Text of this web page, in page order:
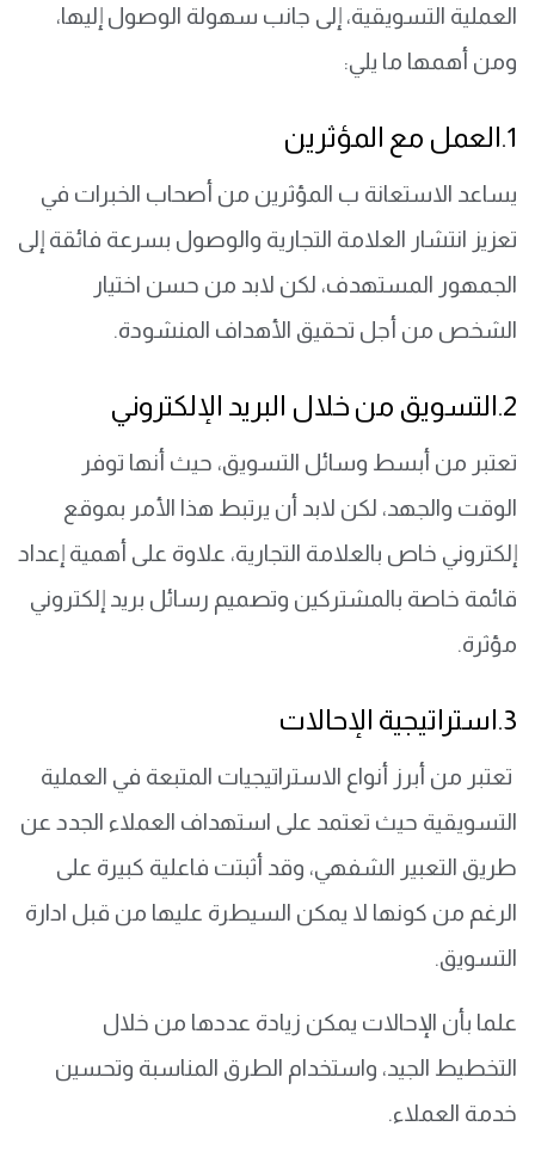
العملية التسويقية، إلى جانب سهولة الوصول إليها،
ومن أهمها ما يلي:
1.العمل مع المؤثرين
يساعد الاستعانة ب المؤثرين من أصحاب الخبرات في
تعزيز انتشار العلامة التجارية والوصول بسرعة فائقة إلى
الجمهور المستهدف، لكن لابد من حسن اختيار
الشخص من أجل تحقيق الأهداف المنشودة.
2.التسويق من خلال البريد الإلكتروني
تعتبر من أبسط وسائل التسويق، حيث أنها توفر
الوقت والجهد، لكن لابد أن يرتبط هذا الأمر بموقع
إلكتروني خاص بالعلامة التجارية، علاوة على أهمية إعداد
قائمة خاصة بالمشتركين وتصميم رسائل بريد إلكتروني
مؤثرة.
3.استراتيجية الإحالات
تعتبر من أبرز أنواع الاستراتيجيات المتبعة في العملية
التسويقية حيث تعتمد على استهداف العملاء الجدد عن
طريق التعبير الشفهي، وقد أثبتت فاعلية كبيرة على
الرغم من كونها لا يمكن السيطرة عليها من قبل ادارة
التسويق.
علما بأن الإحالات يمكن زيادة عددها من خلال
التخطيط الجيد، واستخدام الطرق المناسبة وتحسين
خدمة العملاء.